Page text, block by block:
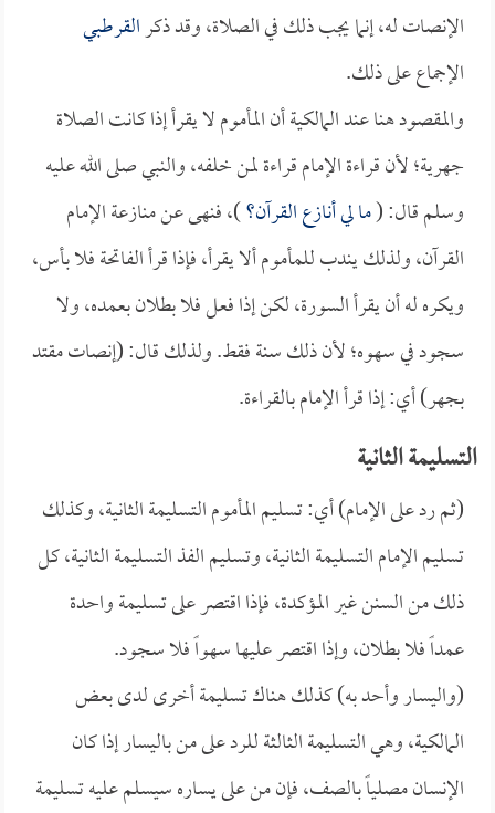
الإنصات له، إنما يجب ذلك في الصلاة، وقد ذكرالقرطبي
الإجماع على ذلك.
والمقصود هنا عند المالكية أن المأموم لا يقرأ إذا كانت الصلاة
جهرية؛ لأن قراءة الإمام قراءة لمن خلفه، والنبي صلى الله عليه
وسلم قال: (ما لي أنازع القرآن؟)، فنهى عن منازعة الإمام
القرآن، ولذلك يندب للمأموم ألا يقرأ، فإذا قرأ الفاتحة فلا بأس،
ويكره له أن يقرأ السورة، لكن إذا فعل فلا بطلان بعمده، ولا
سجود في سهوه؛ لأن ذلك سنة فقط. ولذلك قال: (إنصات مقتد
بجهر) أي: إذا قرأ الإمام بالقراءة.
التسليمة الثانية
(ثم رد على الإمام) أي: تسليم المأموم التسليمة الثانية، وكذلك
تسليم الإمام التسليمة الثانية، وتسليم الفذ التسليمة الثانية، كل
ذلك من السنن غير المؤكدة، فإذا اقتصر على تسليمة واحدة
عمداً فلا بطلان، وإذا اقتصر عليها سهواً فلا سجود.
(واليسار وأحد به) كذلك هناك تسليمة أخرى لدى بعض
المالكية، وهي التسليمة الثالثة للرد على من باليسار إذا كان
الإنسان مصلياً بالصف، فإن من على يساره سيسلم عليه تسليمة